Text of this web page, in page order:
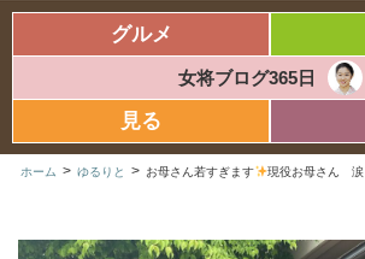
グルメ
女将ブログ365日
見る
ホーム > ゆるりと > お母さん若すぎます 現役お母さん 涙